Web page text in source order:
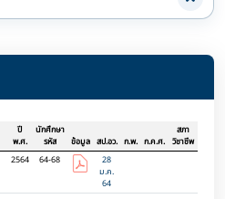
ปี
พ.ศ.
นักศึกษา
รหัส
ข้อมูล สป.อว. ก.พ. ก.ค.ศ.
สภา
วิชาชีพ
2564 64-68
28
ม.ค.
64